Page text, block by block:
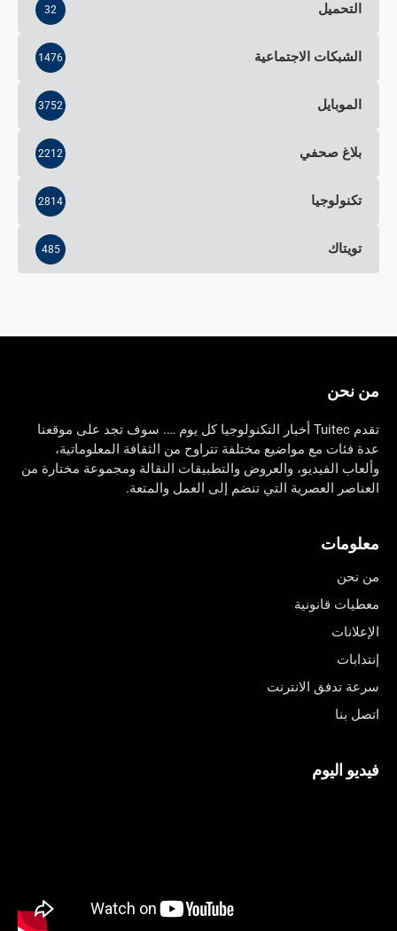
التحميل 32
الشبكات الاجتماعية 1476
الموبايل 3752
بلاغ صحفي 2212
تكنولوجيا 2814
تويتاك 485
من نحن
تقدم Tuitec أخبار التكنولوجيا كل يوم …. سوف تجد على موقعنا
عدة فئات مع مواضيع مختلفة تتراوح من الثقافة المعلوماتية،
وألعاب الفيديو، والعروض والتطبيقات النقالة ومجموعة مختارة من
العناصر العصرية التي تنضم إلى العمل والمتعة.
معلومات
من نحن
معطيات قانونية
الإعلانات
إنتدابات
سرعة تدفق الانترنت
اتصل بنا
فيديو اليوم